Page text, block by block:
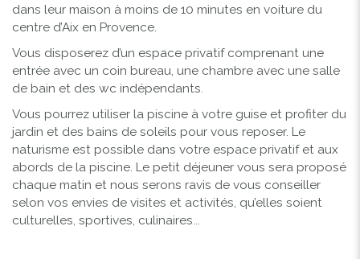
dans leur maison à moins de 10 minutes en voiture du
centre d’Aix en Provence.
Vous disposerez d’un espace privatif comprenant une
entrée avec un coin bureau, une chambre avec une salle
de bain et des wc indépendants.
Vous pourrez utiliser la piscine à votre guise et profiter du
jardin et des bains de soleils pour vous reposer. Le
naturisme est possible dans votre espace privatif et aux
abords de la piscine. Le petit déjeuner vous sera proposé
chaque matin et nous serons ravis de vous conseiller
selon vos envies de visites et activités, qu’elles soient
culturelles, sportives, culinaires...